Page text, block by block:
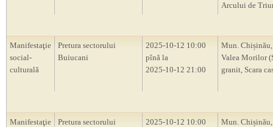
Arcului de
Manifestaţie
social-
culturală
Pretura sectorului
Buiucani
2025-10-12 10:00
pînă la
2025-10-12 21:00
Mun.
Valea Morilor
granit, Scara
Manifestaţie
Pretura sectorului
2025-10-12 10:00
Mun.